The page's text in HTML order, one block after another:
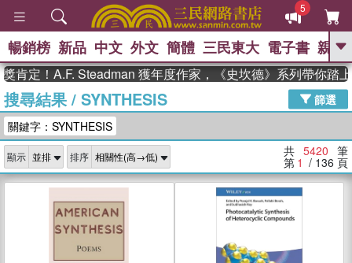
5
GO
熱搜： 高希均教授回憶錄
、 The Odyssey 、 父親節 、 如果歷
獎 臺灣漫遊錄 、 方念華 、 台灣的李
登輝時代
數學女孩：黎曼猜想 、
偉大的迷走神經
暢銷榜 新品 中文 外文 簡體 三民東大 電子書 親子
A.F. Steadman 獲年度作家，《史坎德》系列帶你踏上熱血
搜尋結果/ SYNTHESIS
篩選
關鍵字：SYNTHESIS
顯示 排序 共 5420 筆
第 1 / 136 頁